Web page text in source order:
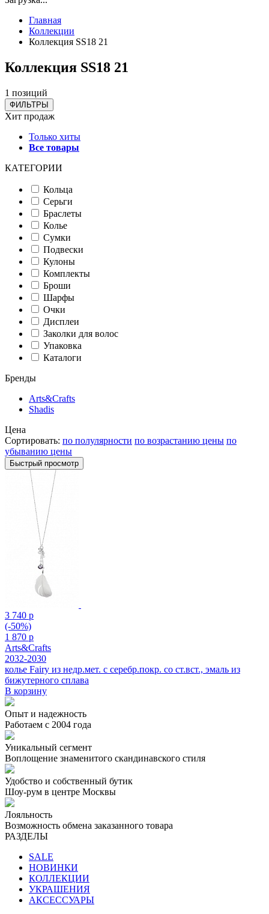
Главная
Коллекции
Коллекция SS18 21
Коллекция SS18 21
1 позиций
ФИЛЬТРЫ
Хит продаж
Только хиты
Все товары
КАТЕГОРИИ
Кольца
Серьги
Браслеты
Колье
Сумки
Подвески
Кулоны
Комплекты
Броши
Шарфы
Очки
Дисплеи
Заколки для волос
Упаковка
Каталоги
Бренды
Arts&Crafts
Shadis
Цена
Сортировать: по полулярности по возрастанию цены по
убыванию цены
Быстрый просмотр
3 740 р
(-50%)
1 870 р
Arts&Crafts
2032-2030
колье Fairy из недр.мет. с серебр.покр. со ст.вст., эмаль из
бижутерного сплава
В корзину
Опыт и надежность
Работаем с 2004 года
Уникальный сегмент
Воплощение знаменитого скандинавского стиля
Удобство и собственный бутик
Шоу-рум в центре Москвы
Лояльность
Возможность обмена заказанного товара
РАЗДЕЛЫ
SALE
НОВИНКИ
КОЛЛЕКЦИИ
УКРАШЕНИЯ
АКСЕССУАРЫ